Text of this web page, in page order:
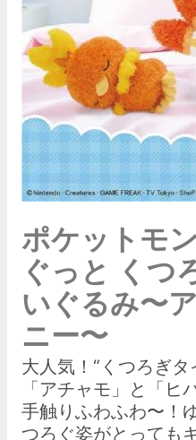
ポケットモ
ぐっと くつ
いぐるみ〜
ニー〜
大人気！“くつろぎタ
「アチャモ」と「
手触りふわふわ〜！
つろぐ姿がとっても